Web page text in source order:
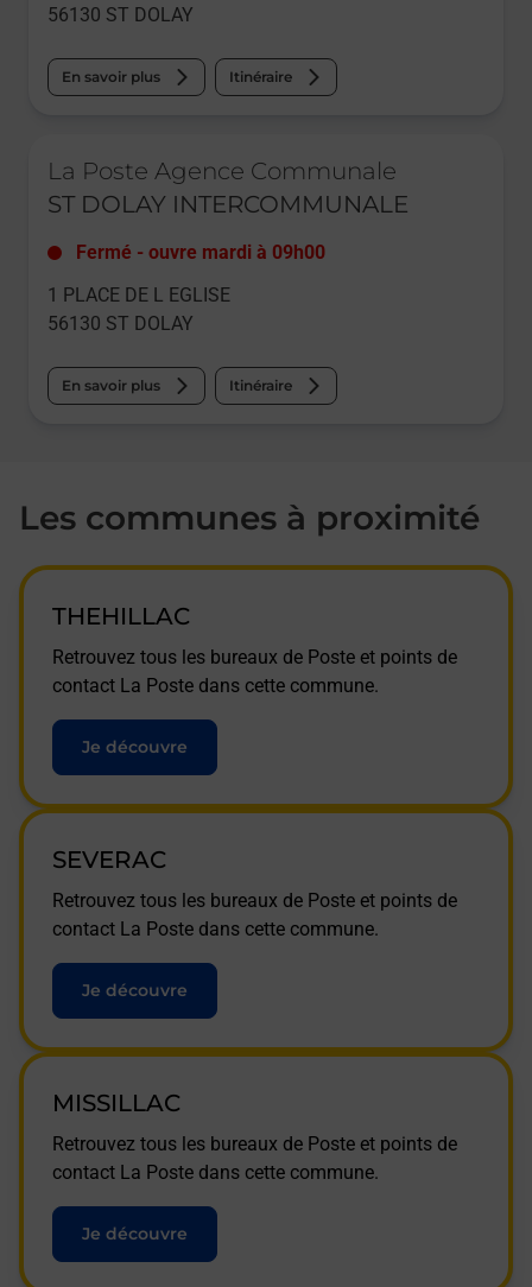
56130 ST DOLAY
En savoir plus Itinéraire
La Poste Agence Communale
ST DOLAY INTERCOMMUNALE
Fermé - ouvre mardi à 09h00
1 PLACE DE L EGLISE
56130 ST DOLAY
En savoir plus Itinéraire
Les communes à proximité
THEHILLAC
Retrouvez tous les bureaux de Poste et points de
contact La Poste dans cette commune.
Je découvre
SEVERAC
Retrouvez tous les bureaux de Poste et points de
contact La Poste dans cette commune.
Je découvre
MISSILLAC
Retrouvez tous les bureaux de Poste et points de
contact La Poste dans cette commune.
Je découvre